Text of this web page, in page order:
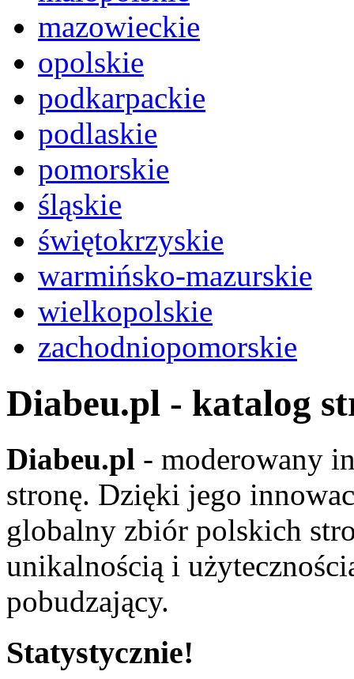
mazowieckie
opolskie
podkarpackie
podlaskie
pomorskie
śląskie
świętokrzyskie
warmińsko-mazurskie
wielkopolskie
zachodniopomorskie
Diabeu.pl - katalog
Diabeu.pl - moderowany
stronę. Dzięki jego
globalny zbiór polskich
unikalnością i
pobudzający.
Statystycznie!